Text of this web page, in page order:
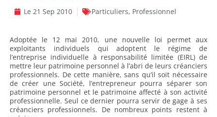
Le 21 Sep 2010 Particuliers, Professionnel
Adoptée le 12 mai 2010, une nouvelle loi permet aux
exploitants individuels qui adoptent le régime de
l’entreprise individuelle à responsabilité limitée (EIRL) de
mettre leur patrimoine personnel à l’abri de leurs créanciers
professionnels. De cette manière, sans qu’il soit nécessaire
de créer une Société, l’entrepreneur pourra séparer son
patrimoine personnel et le patrimoine affecté à son activité
professionnelle. Seul ce dernier pourra servir de gage à ses
créanciers professionnels. De nombreux points restent à